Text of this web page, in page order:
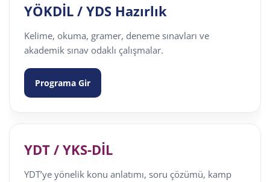
YÖKDİL / YDS Hazırlık
Kelime, okuma, gramer, deneme sınavları ve
akademik sınav odaklı çalışmalar.
Programa Gir
YDT / YKS-DİL
YDT’ye yönelik konu anlatımı, soru çözümü, kamp